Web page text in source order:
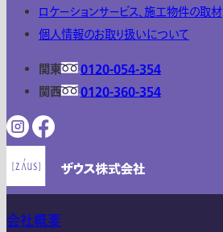
ロケーションサービス、施工物件の取材
個人情報のお取り扱いについて
関東
0120-054-354
関西
0120-360-354
会社概要